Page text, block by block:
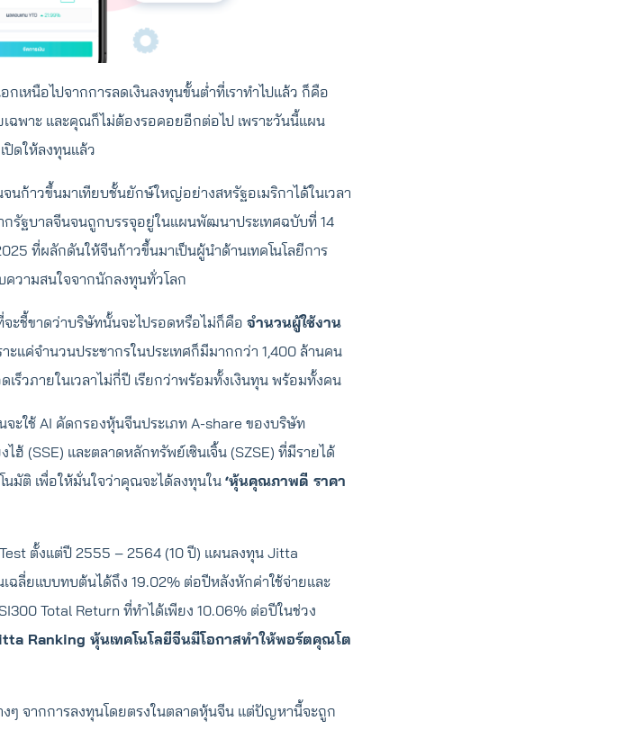
หนือไปจากการลดเงินลงทุนขั้นต่ำที่เราทำไปแล้ว ก็คือ
เฉพาะ และคุณก็ไม่ต้องรอคอยอีกต่อไป เพราะวันนี้แผน
ปิดให้ลงทุนแล้ว
นก้าวขึ้นมาเทียบชั้นยักษ์ใหญ่อย่างสหรัฐอเมริกาได้ในเวลา
กรัฐบาลจีนจนถูกบรรจุอยู่ในแผนพัฒนาประเทศฉบับที่ 14
ที่ผลักดันให้จีนก้าวขึ้นมาเป็นผู้นำด้านเทคโนโลยีการ
ความสนใจจากนักลงทุนทั่วโลก
จะชี้ขาดว่าบริษัทนั้นจะไปรอดหรือไม่ก็คือ จำนวนผู้ใช้งาน
ะแค่จำนวนประชากรในประเทศก็มีมากกว่า 1,400 ล้านคน
เร็วภายในเวลาไม่กี่ปี เรียกว่าพร้อมทั้งเงินทุน พร้อมทั้งคน
ะใช้ AI คัดกรองหุ้นจีนประเภท A-share ของบริษัท
ฮ้ (SSE) และตลาดหลักทรัพย์เซินเจิ้น (SZSE) ที่มีรายได้
มัติ เพื่อให้มั่นใจว่าคุณจะได้ลงทุนใน ‘หุ้นคุณภาพดี ราคา
ตั้งแต่ปี 2555 – 2564 (10 ปี) แผนลงทุน Jitta
ฉลี่ยแบบทบต้นได้ถึง 19.02% ต่อปีหลังหักค่าใช้จ่ายและ
Total Return ที่ทำได้เพียง 10.06% ต่อปีในช่วง
Ranking หุ้นเทคโนโลยีจีนมีโอกาสทำให้พอร์ตคุณโต
ๆ จากการลงทุนโดยตรงในตลาดหุ้นจีน แต่ปัญหานี้จะถูก